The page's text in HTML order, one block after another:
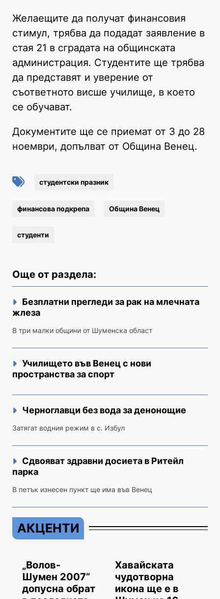
Желаещите да получат финансовия
стимул, трябва да подадат заявление в
стая 21 в сградата на общинската
администрация. Студентите ще трябва
да представят и уверение от
съответното висше училище, в което
се обучават.
Документите ще се приемат от 3 до 28
ноември, допълват от Община Венец.
студентски празник
финансова подкрепа Община Венец
студенти
Още от раздела:
Безплатни прегледи за рак на млечната
жлеза
В три малки общини от Шуменска област
Училището във Венец с нови
пространства за спорт
Черноглавци без вода за денонощие
Затягат водния режим в с. Избул
Сдвояват здравни досиета в Ритейл
парка
В петък изнесен пункт ще има във Венец
АКЦЕНТИ
„Волов-
Шумен 2007“
допусна обрат
Хавайската
чудотворна
икона ще е в